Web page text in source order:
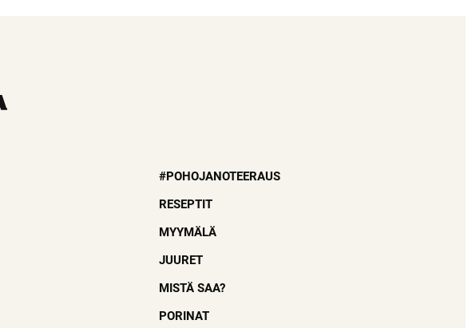
#POHOJANOTEERAUS
RESEPTIT
MYYMÄLÄ
JUURET
MISTÄ SAA?
PORINAT